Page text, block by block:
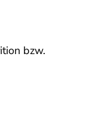
bzw.